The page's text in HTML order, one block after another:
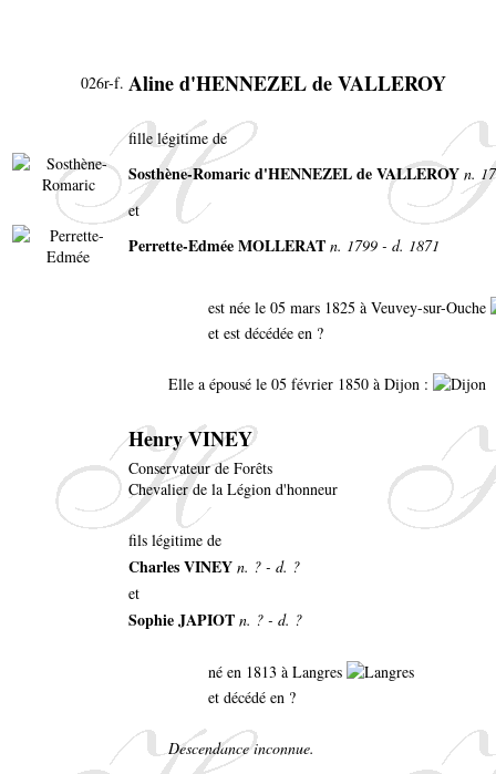
026r-f. Aline d'HENNEZEL de VALLEROY
fille légitime de
Sosthène-Romaric d'HENNEZEL de VALLEROY n.
et
Perrette-Edmée MOLLERAT n. 1799 - d. 1871
est née le 05 mars 1825 à Veuvey-sur-Ouche
et est décédée en ?
Elle a épousé le 05 février 1850 à Dijon :
Henry VINEY
Conservateur de Forêts
Chevalier de la Légion d'honneur
fils légitime de
Charles VINEY n. ? - d. ?
et
Sophie JAPIOT n. ? - d. ?
né en 1813 à Langres
et décédé en ?
Descendance inconnue.